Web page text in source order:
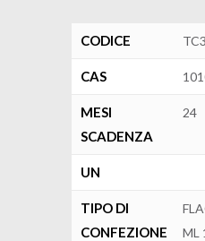
CODICE
CAS
MESI
SCADENZA
24
UN
TIPO DI
CONFEZIONE
ML